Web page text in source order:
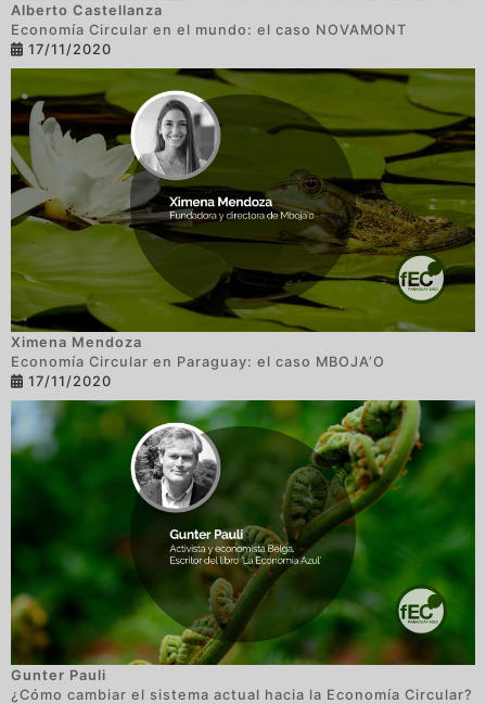
Alberto Castellanza
Economía Circular en el mundo: el caso NOVAMONT
17/11/2020
Ximena Mendoza
Economía Circular en Paraguay: el caso MBOJA’O
17/11/2020
Gunter Pauli
¿Cómo cambiar el sistema actual hacia la Economía Circular?